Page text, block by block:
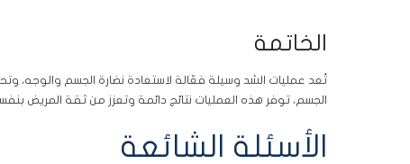
الخاتمة
تُعد عمليات الشد وسيلة فعّالة لاستعادة نضارة الجسم
الجسم، توفر هذه العمليات نتائج دائمة وتعزز من ثقة المريض
الأسئلة الشائعة